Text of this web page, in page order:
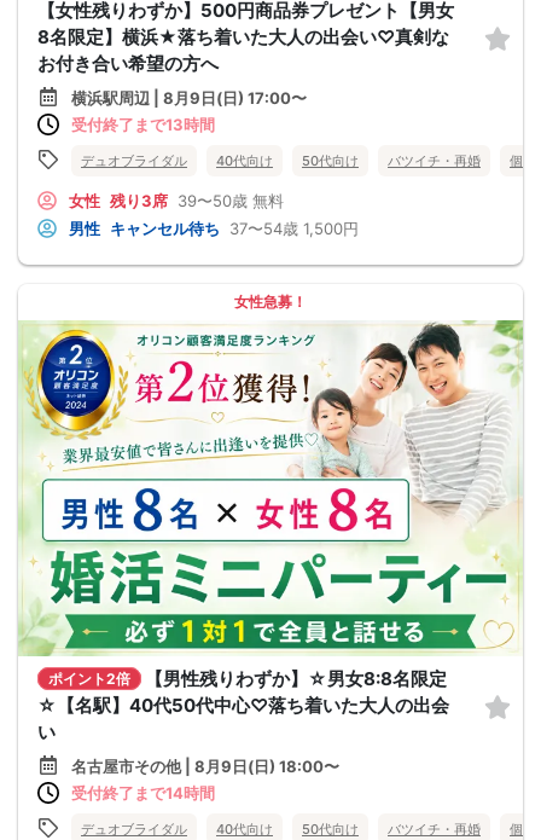
【女性残りわずか】500円商品券プレゼント【男女
8名限定】横浜★落ち着いた大人の出会い♡真剣な
お付き合い希望の方へ
横浜駅周辺 | 8月9日(日) 17:00〜
受付終了まで13時間
デュオブライダル 40代向け 50代向け バツイチ・再婚 個室
女性 残り3席 39〜50歳 無料
男性 キャンセル待ち 37〜54歳 1,500円
女性急募！
ポイント2倍
【男性残りわずか】☆男女8:8名限定
☆【名駅】40代50代中心♡落ち着いた大人の出会
い
名古屋市その他 | 8月9日(日) 18:00〜
受付終了まで14時間
デュオブライダル 40代向け 50代向け バツイチ・再婚 個室